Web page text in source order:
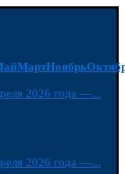
МартНоябрь
2026 года —...
2026 года —...